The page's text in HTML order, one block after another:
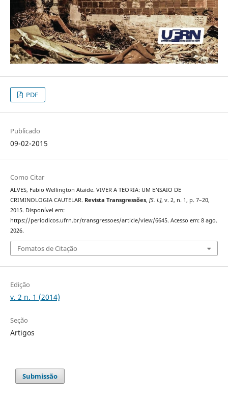
PDF
Publicado
09-02-2015
Como Citar
ALVES, Fabio Wellington Ataide. VIVER A TEORIA: UM ENSAIO DE
CRIMINOLOGIA CAUTELAR. Revista Transgressões, [S. l.], v. 2, n. 1, p. 7–20,
2015. Disponível em:
https://periodicos.ufrn.br/transgressoes/article/view/6645. Acesso em: 8 ago.
2026.
Fomatos de Citação
Edição
v. 2 n. 1 (2014)
Seção
Artigos
Submissão